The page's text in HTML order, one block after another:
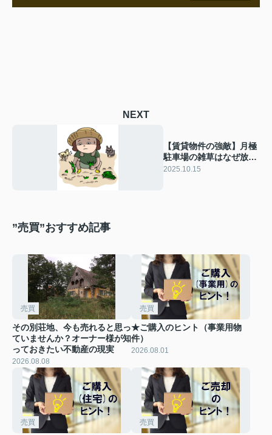
NEXT
【賃貸物件の強敵】月極
駐車場の雑草はなぜ放置
できないのか？地道な作
2025.10.15
”売買”おすすめ記事
売買
その別荘地、今も売れると思っ
ていませんか？オーナー様が知
っておきたい不動産の現実
2026.08.08
売買
★ご購入のヒント（事業用物
件）
2026.08.01
売買 売買